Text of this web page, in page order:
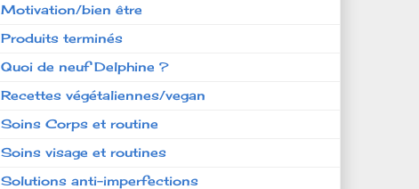
Motivation/bien être
Produits terminés
Quoi de neuf Delphine ?
Recettes végétaliennes/vegan
Soins Corps et routine
Soins visage et routines
Solutions anti-imperfections